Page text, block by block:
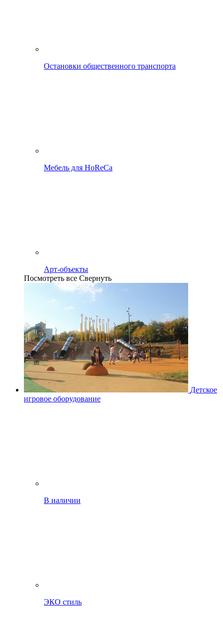
Остановки общественного транспорта
Мебель для HoReCa
Арт-объекты
Посмотреть все Свернуть
Детское
игровое оборудование
В наличии
ЭКО стиль